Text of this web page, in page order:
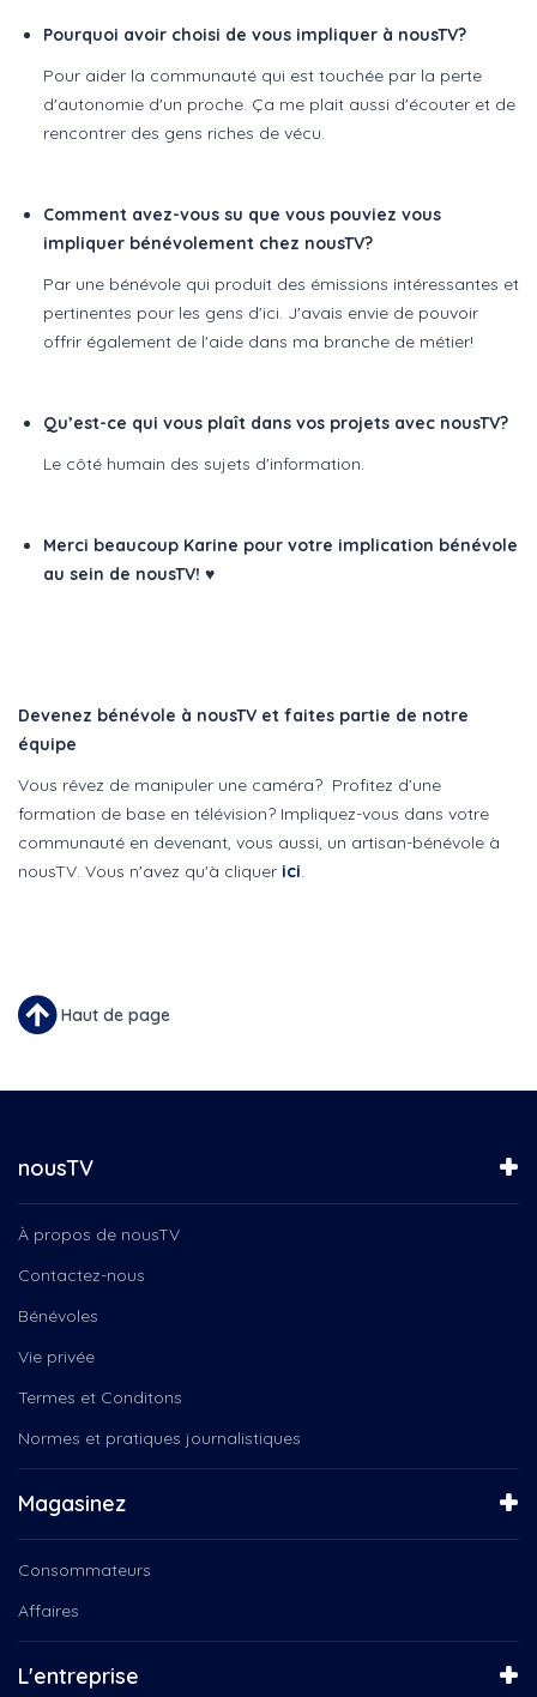
Pourquoi avoir choisi de vous impliquer à nousTV?
Pour aider la communauté qui est touchée par la perte
d'autonomie d'un proche. Ça me plait aussi d'écouter et de
rencontrer des gens riches de vécu.
Comment avez-vous su que vous pouviez vous
impliquer bénévolement chez nousTV?
Par une bénévole qui produit des émissions intéressantes et
pertinentes pour les gens d'ici. J'avais envie de pouvoir
offrir également de l'aide dans ma branche de métier!
Qu’est-ce qui vous plaît dans vos projets avec nousTV?
Le côté humain des sujets d'information.
Merci beaucoup Karine pour votre implication bénévole
au sein de nousTV! ♥
Devenez bénévole à nousTV et faites partie de notre
équipe
Vous rêvez de manipuler une caméra? Profitez d’une
formation de base en télévision? Impliquez-vous dans votre
communauté en devenant, vous aussi, un artisan-bénévole à
nousTV. Vous n'avez qu'à cliquer ici.
Haut de page
nousTV
À propos de nousTV
Contactez-nous
Bénévoles
Vie privée
Termes et Conditons
Normes et pratiques journalistiques
Magasinez
Consommateurs
Affaires
L'entreprise